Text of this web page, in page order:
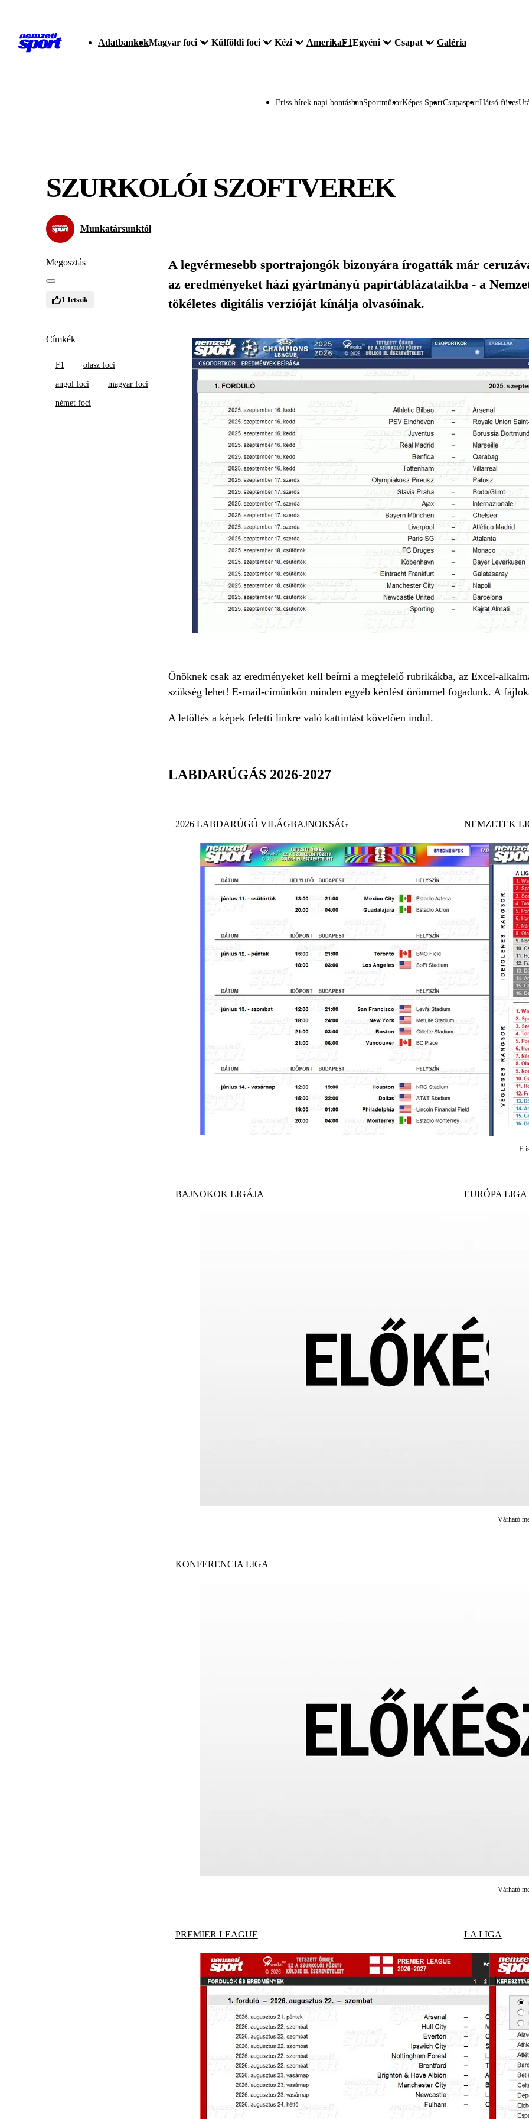
AdatbankokMagyar foci Külföldi foci Kézi AmerikaF1Egyéni Csapat Galéria
Friss hírek napi bontásbanSportműsorKépes SportCsupasportHátsó füves
SZURKOLÓI SZOFTVEREK
Munkatársunktól
Megosztás
1 Tetszik
Címkék
F1 olasz foci
angol foci magyar foci
német foci
A legvérmesebb sportrajongók bizonyára írogatták már
az eredményeket házi gyártmányú papírtáblázataikba - a
tökéletes digitális verzióját kínálja olvasóinak.
Önöknek csak az eredményeket kell beírni a megfelelő rubrikákba, az Excel-
szükség lehet! E-mail-címünkön minden egyéb kérdést örömmel fogadunk. A
A letöltés a képek feletti linkre való kattintást követően indul.
LABDARÚGÁS 2026-2027
2026 LABDARÚGÓ VILÁGBAJNOKSÁG NEMZETEK
BAJNOKOK LIGÁJA
Várható
EURÓPA LIGA
KONFERENCIA LIGA
Várható
PREMIER LEAGUE LA LIGA